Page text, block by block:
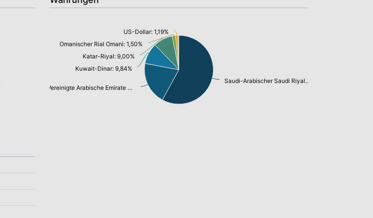
Saudi-Arabischer Saudi Riyal: 57,67%
Vereinigte Arabische Emirate Dirham: 19,89%
Kuwait-Dinar: 9,84%
Katar-Riyal: 9,00%
Omanischer Rial Omani: 1,50%
US-Dollar: 1,19%